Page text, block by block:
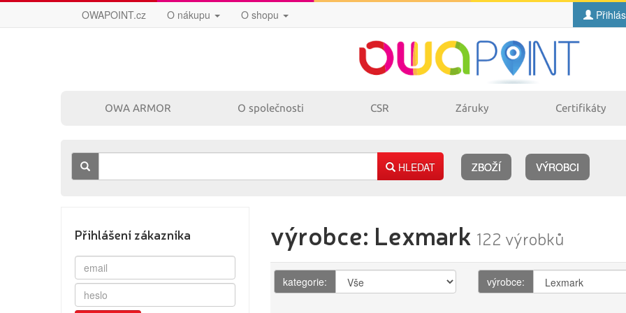
OWAPOINT.cz O nákupu O shopu
OWA ARMOR O společnosti CSR Záruky Certifikáty
HLEDAT ZBOŽÍ VÝROBCI
Přihlášení zákazníka
pro laserové
tiskárny
tiskárny
pro inkoustové
pro kopírovací
stroje
výrobce: Lexmark 122 výrobků
kategorie: výrobce: